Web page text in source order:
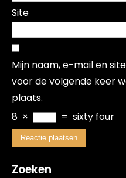
Site
Mijn naam, e-mail en
voor de volgende keer
plaats.
8 × = sixty four
Zoeken